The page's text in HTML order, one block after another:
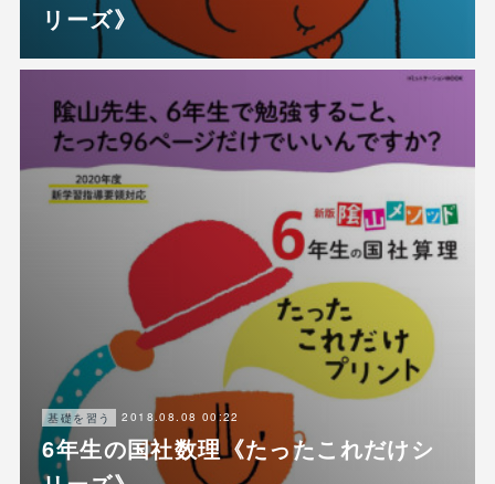
リーズ》
基礎を習う 2018.08.08 00:22
6年生の国社数理《たったこれだけシ